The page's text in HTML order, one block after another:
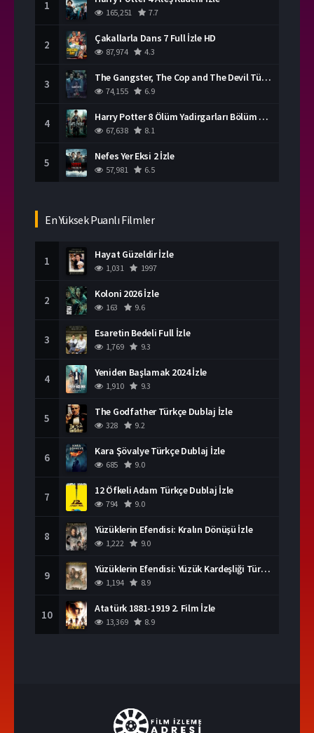
1
165,251 7.7
2 Çakallarla Dans 7 Full İzle HD
87,974 4.3
3 The Gangster, The Cop and The Devil Türkçe Dublaj İzle
74,155 6.9
4 Harry Potter 8 Ölüm Yadirgarları Bölüm 2 İzle
67,638 8.1
5 Nefes Yer Eksi 2 İzle
57,981 6.5
En Yüksek Puanlı Filmler
1 Hayat Güzeldir İzle
1,031 1997
2 Koloni 2026 İzle
163 9.6
3 Esaretin Bedeli Full İzle
1,769 9.3
4 Yeniden Başlamak 2024 İzle
1,910 9.3
5 The Godfather Türkçe Dublaj İzle
328 9.2
6 Kara Şövalye Türkçe Dublaj İzle
685 9.0
7 12 Öfkeli Adam Türkçe Dublaj İzle
794 9.0
8 Yüzüklerin Efendisi: Kralın Dönüşü İzle
1,222 9.0
9 Yüzüklerin Efendisi: Yüzük Kardeşliği Türkçe Dublaj İzle
1,194 8.9
10 Atatürk 1881-1919 2. Film İzle
13,369 8.9